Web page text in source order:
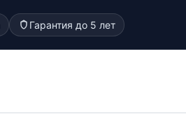
Гарантия до 5 лет